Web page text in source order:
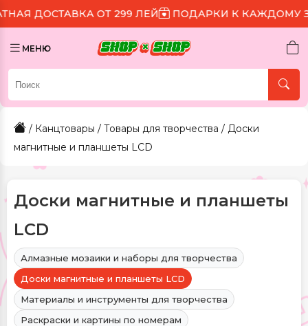
ОТ 299 ЛЕЙ ПОДАРКИ К КАЖДОМУ ЗАКАЗУ
МЕНЮ
/ Канцтовары / Товары для творчества / Доски
магнитные и планшеты LCD
Доски магнитные и планшеты
LCD
Алмазные мозаики и наборы для творчества
Доски магнитные и планшеты LCD
Материалы и инструменты для творчества
Раскраски и картины по номерам